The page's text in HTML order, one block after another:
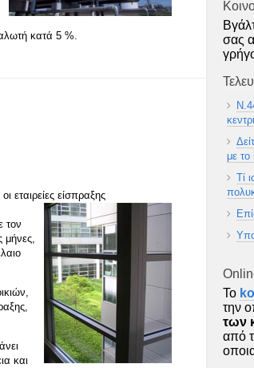
κατά 5 %.
εταιρείες είσπραξης
τον
μήνες,
και
σας
με
Τί
To
την
των
από